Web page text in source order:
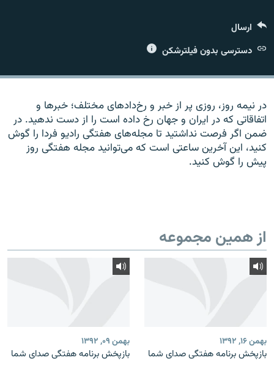
زبان‌های دیگر
ارسال
دسترسی بدون فیلترشکن
در نیمه روز، روزی پر از خبر و رخ‌دادهای مختلف؛ خبرها و
اتفاقاتی که در ایران و جهان رخ داده است را از دست ندهید. در
ضمن اگر فرصت نداشتید تا مجله‌های هفتگی رادیو فردا را گوش
کنید، این آخرین ساعتی است که می‌توانید مجله هفتگی روز
پیش را گوش کنید.
از همین مجموعه
بهمن ۱۶, ۱۳۹۲
بازپخش برنامه‌ هفتگی صدای شما
بهمن ۰۹, ۱۳۹۲
بازپخش برنامه‌ هفتگی صدای شما